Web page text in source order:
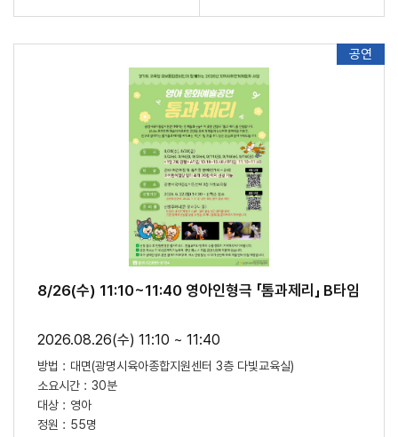
공연
8/26(수) 11:10~11:40 영아인형극 「톰과제리」 B타임
2026.08.26(수) 11:10 ~ 11:40
방법 : 대면(광명시육아종합지원센터 3층 다빛교육실)
소요시간 : 30분
대상 : 영아
정원 : 55명